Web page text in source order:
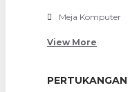
Meja Komputer
View More
PERTUKANGAN